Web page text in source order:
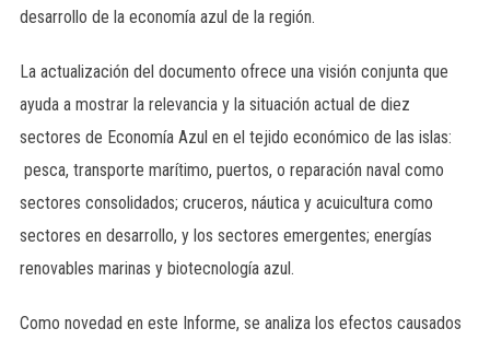
desarrollo de la economía azul de la región.
La actualización del documento ofrece una visión conjunta que
ayuda a mostrar la relevancia y la situación actual de diez
sectores de Economía Azul en el tejido económico de las islas:
pesca, transporte marítimo, puertos, o reparación naval como
sectores consolidados; cruceros, náutica y acuicultura como
sectores en desarrollo, y los sectores emergentes; energías
renovables marinas y biotecnología azul.
Como novedad en este Informe, se analiza los efectos causados